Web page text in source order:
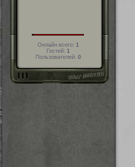
Онлайн всего: 1
Гостей: 1
Пользователей: 0